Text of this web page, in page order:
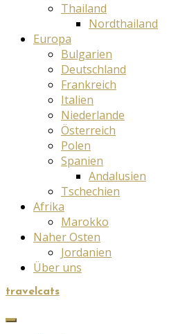
Thailand
Nordthailand
Europa
Bulgarien
Deutschland
Frankreich
Italien
Niederlande
Österreich
Polen
Spanien
Andalusien
Tschechien
Afrika
Marokko
Naher Osten
Jordanien
Über uns
travelcats